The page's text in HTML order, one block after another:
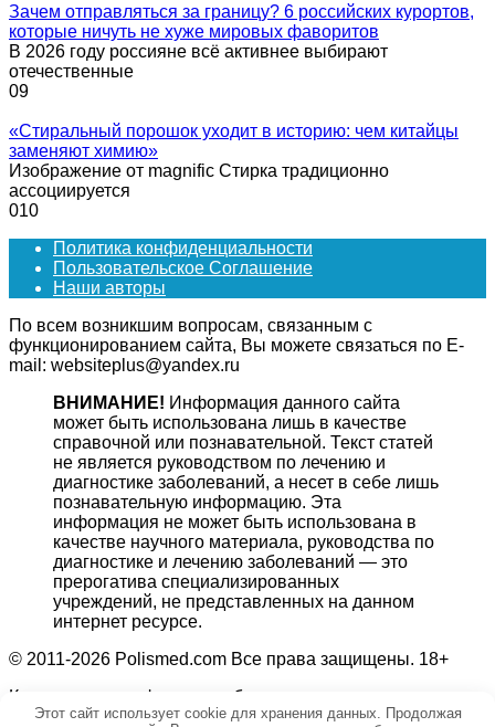
Зачем отправляться за границу? 6 российских курортов,
которые ничуть не хуже мировых фаворитов
В 2026 году россияне всё активнее выбирают
отечественные
09
«Стиральный порошок уходит в историю: чем китайцы
заменяют химию»
Изображение от magnific Стирка традиционно
ассоциируется
010
Политика конфиденциальности
Пользовательское Соглашение
Наши авторы
По всем возникшим вопросам, связанным с
функционированием сайта, Вы можете связаться по E-
mail: websiteplus@yandex.ru
ВНИМАНИЕ! Информация данного сайта
может быть использована лишь в качестве
справочной или познавательной. Текст статей
не является руководством по лечению и
диагностике заболеваний, а несет в себе лишь
познавательную информацию. Эта
информация не может быть использована в
качестве научного материала, руководства по
диагностике и лечению заболеваний — это
прерогатива специализированных
учреждений, не представленных на данном
интернет ресурсе.
© 2011-2026 Polismed.com Все права защищены. 18+
Копирование информации без гиперссылки на источник
запрещено.
Этот сайт использует cookie для хранения данных. Продолжая